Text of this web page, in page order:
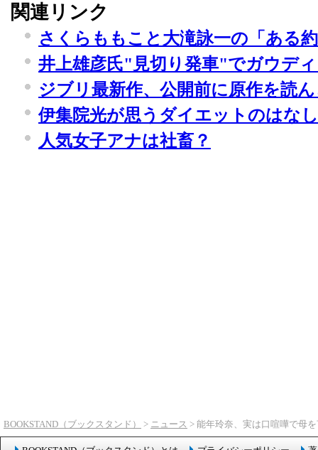
関連リンク
さくらももこと大滝詠一の「ある
井上雄彦氏"見切り発車"でガウデ
ジブリ最新作、公開前に原作を読
伊集院光が思うダイエットのはな
人気女子アナは社畜？
BOOKSTAND（ブックスタンド） > ニュース > 能年玲奈、実は口喧嘩で母